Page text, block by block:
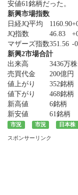
安値61銘柄だった。
新興市場指数
日経JQ平均
1160.90
JQ指数
46.83
マザーズ指数351.56 -
新興2市場合計
出来高
3436万株
売買代金
200億円
値上がり
352銘柄
値下がり
468銘柄
新高値
6銘柄
新安値
61銘柄
市況 市況 日本株
スポンサーリンク